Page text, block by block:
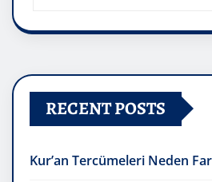
RECENT POSTS
Kur’an Tercümeleri Neden